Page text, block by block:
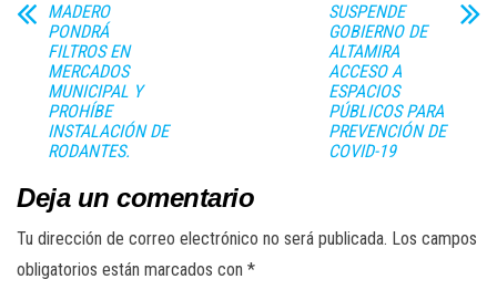
MADERO
PONDRÁ
FILTROS EN
MERCADOS
MUNICIPAL Y
PROHÍBE
INSTALACIÓN DE
RODANTES.
SUSPENDE
GOBIERNO DE
ALTAMIRA
ACCESO A
ESPACIOS
PÚBLICOS PARA
PREVENCIÓN DE
COVID-19
Deja un comentario
Tu dirección de correo electrónico no será publicada. Los campos
obligatorios están marcados con *